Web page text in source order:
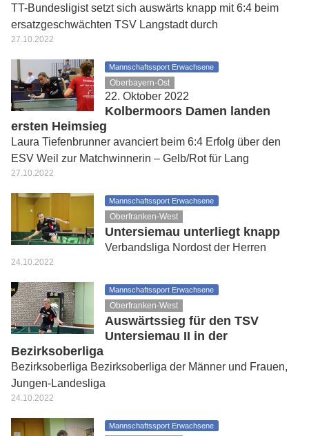
TT-Bundesligist setzt sich auswärts knapp mit 6:4 beim
ersatzgeschwächten TSV Langstadt durch
27.10.2022
Mannschaftssport Erwachsene
Oberbayern-Ost
22. Oktober 2022
Kolbermoors Damen landen
ersten Heimsieg
Laura Tiefenbrunner avanciert beim 6:4 Erfolg über den
ESV Weil zur Matchwinnerin – Gelb/Rot für Lang
27.10.2022
Mannschaftssport Erwachsene
Oberfranken-West
Untersiemau unterliegt knapp
Verbandsliga Nordost der Herren
24.10.2022
Mannschaftssport Erwachsene
Oberfranken-West
Auswärtssieg für den TSV
Untersiemau II in der
Bezirksoberliga
Bezirksoberliga Bezirksoberliga der Männer und Frauen,
Jungen-Landesliga
24.10.2022
Mannschaftssport Erwachsene